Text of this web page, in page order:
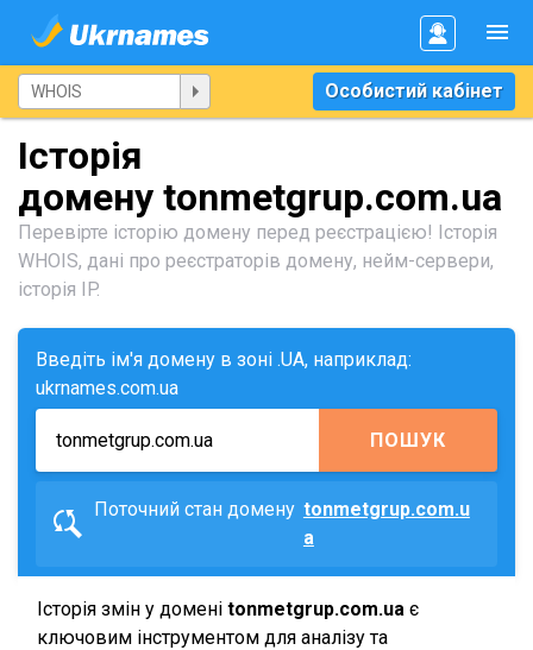
Особистий кабінет
Історія
домену tonmetgrup.com.ua
Перевірте історію домену перед реєстрацією! Історія
WHOIS, дані про реєстраторів домену, нейм-сервери,
історія IP.
Введіть ім'я домену в зоні .UA, наприклад:
ukrnames.com.ua
ПОШУК
Поточний стан домену tonmetgrup.com.u
a
Історія змін у домені tonmetgrup.com.ua є
ключовим інструментом для аналізу та